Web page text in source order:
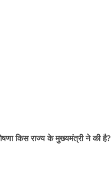
किस राज्य के मुख्यमंत्री ने की है?